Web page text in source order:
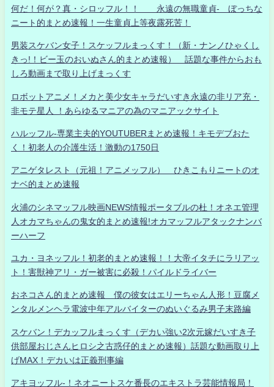
何だ！何が？真・シロッフル！！ 永遠の無職童貞- ぼっちな
ニート的まとめ速報！一生童貞上等夜露死苦！
男装スケバン女子！スケッフルまっくす！（新・ナンノひゃくし
きっ!！ビー玉のおいぬさん的まとめ速報） 話題な事件からおも
しろ動画まで取り上げまっくす
ロボットアニメ！メカと美少女キャラだいすき永遠の非リア充・
非モテ星人 ！あらゆるマニアの為のマニアックサイト
ハルッフル-専業主夫的YOUTUBERまとめ速報！キモデブおた
く！初老人の介護生活！激動の1750日
アニゲタレスト（元祖！アニメッフル） ひきこもりニートのオ
ナベ的まとめ速報
火浦のシネマッフル映画NEWS情報ポータブルの杜！オネエ管理
人オカマちゃんの鬼女的まとめ速報!オカマッフルアタックナンバ
ーハーフ
ユカ・ヨネッフル！初老的まとめ速報！！大帝イタチにラリアッ
ト！害獣神アリ・ガー被害に必殺！パイルドライバー
おネコさん的まとめ速報 僕の彼女はエリーちゃん人形！豆腐メ
ンタルメンヘラ電波中年アルバイターのぬいぐるみ男子末路編
スケバン！デカッフルまっくす（デカい強い2次元嫁だいすき子
供部屋おじさんヒロシ之古惑仔的まとめ速報）話題な動画取り上
げMAX！デカいは正義刑事編
アキヨッフル-！ネオニートスケ番長のエキストラ芸能情報局！